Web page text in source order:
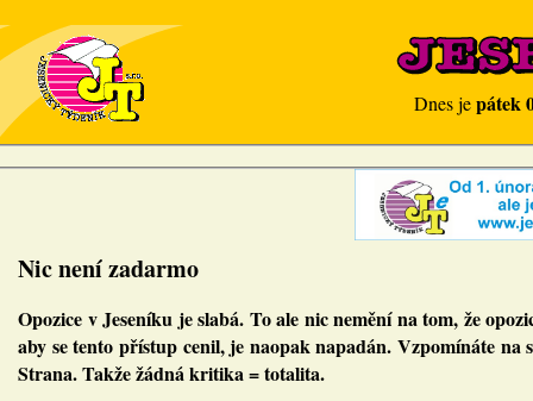
Dnes jepátek
Nic není zadarmo
Opozice v Jeseníku je slabá. To ale nic nemění na tom, že
aby se tento přístup cenil, je naopak napadán. Vzpomínáte
Strana. Takže žádná kritika = totalita.